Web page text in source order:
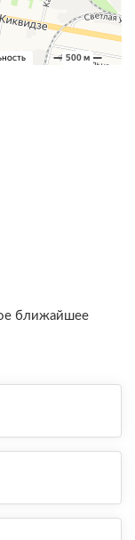
ближайшее